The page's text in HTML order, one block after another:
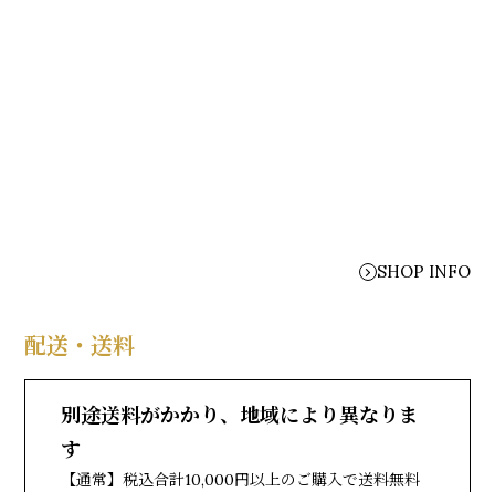
SHOP INFO
配送・送料
別途送料がかかり、地域により異なりま
す
【通常】税込合計10,000円以上のご購入で送料無料